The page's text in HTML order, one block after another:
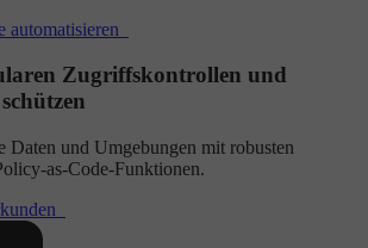
automatisieren
Zugriffskontrollen und
Daten und Umgebungen mit robusten
as-Code-Funktionen.